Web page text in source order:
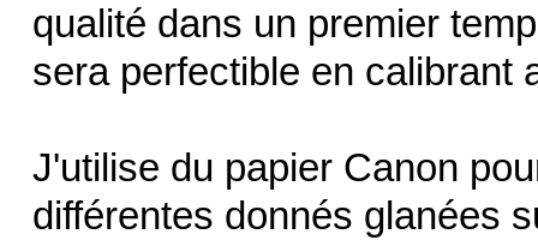
qualité dans un premier
sera perfectible en calibrant
J'utilise du papier Canon
différentes donnés glanées